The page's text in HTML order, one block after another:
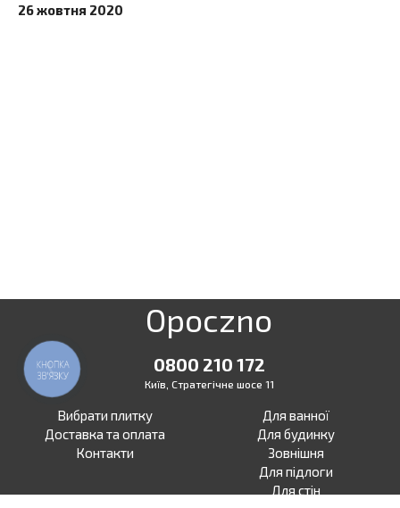
26 жовтня 2020
Opoczno
0800 210 172
Київ, Стратегічне шосе 11
Вибрати плитку
Доставка та оплата
Контакти
Для ванної
Для будинку
Зовнішня
Для підлоги
Для стін
КНОПКА
ЗВ'ЯЗКУ